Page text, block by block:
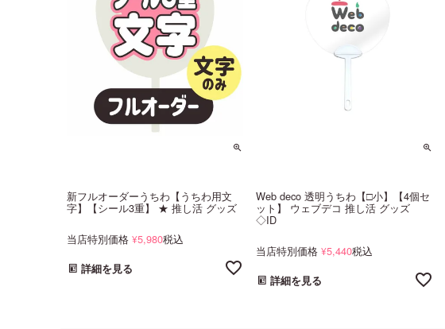
新フルオーダーうちわ【うちわ用文
字】【シール3重】 ★ 推し活 グッズ
当店特別価格 ¥5,980税込
詳細を見る
Web deco 透明うちわ【□小】【4個セ
ット】 ウェブデコ 推し活 グッズ
◇ID
当店特別価格 ¥5,440税込
詳細を見る